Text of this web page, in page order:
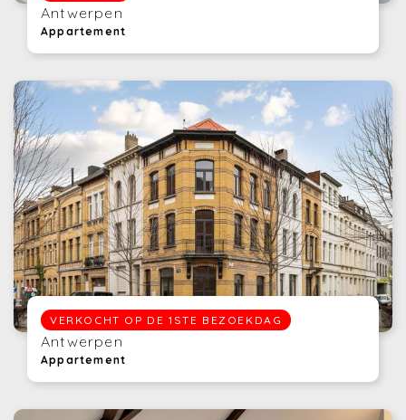
Antwerpen
Appartement
VERKOCHT OP DE 1STE BEZOEKDAG
Antwerpen
Appartement